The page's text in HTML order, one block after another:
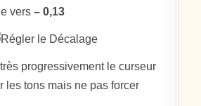
vers– 0,13
très progressivement le curseur
les tons mais ne pas forcer